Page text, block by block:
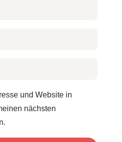
und Website in
nächsten